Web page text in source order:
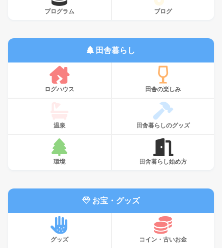
プログラム ブログ
田舎暮らし
ログハウス 田舎の楽しみ
温泉 田舎暮らしのグッズ
環境 田舎暮らし始め方
お宝・グッズ
グッズ コイン・古いお金